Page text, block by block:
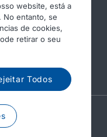
legal
website, está a
No entanto, se
de cookies,
retirar o seu
Todos